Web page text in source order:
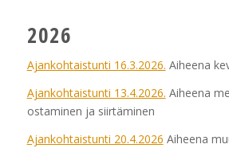
2026
Ajankohtaistunti 16.3.2026. Aiheena
Ajankohtaistunti 13.4.2026. Aiheena
ostaminen ja siirtäminen
Ajankohtaistunti 20.4.2026 Aiheena